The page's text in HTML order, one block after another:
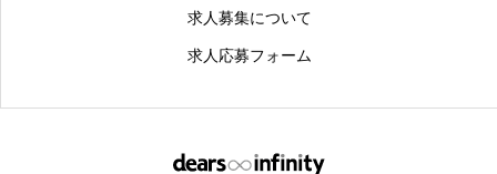
求人募集について
求人応募フォーム